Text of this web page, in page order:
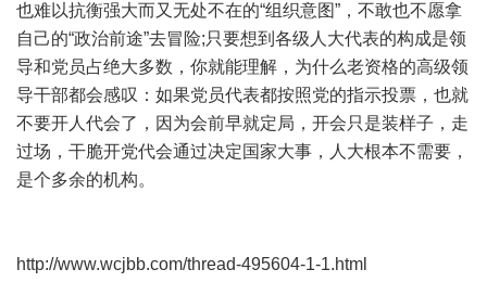
也难以抗衡强大而又无处不在的“组织意图”，不敢也不愿拿
自己的“政治前途”去冒险;只要想到各级人大代表的构成是领
导和党员占绝大多数，你就能理解，为什么老资格的高级领
导干部都会感叹：如果党员代表都按照党的指示投票，也就
不要开人代会了，因为会前早就定局，开会只是装样子，走
过场，干脆开党代会通过决定国家大事，人大根本不需要，
是个多余的机构。
http://www.wcjbb.com/thread-495604-1-1.html